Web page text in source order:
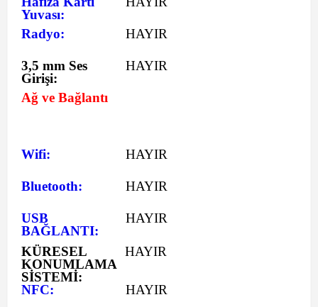
Yuvası:
Radyo: HAYIR
3,5 mm Ses
Girişi:
HAYIR
Ağ ve Bağlantı
Wifi: HAYIR
Bluetooth: HAYIR
USB
BAĞLANTI:
HAYIR
KÜRESEL
KONUMLAMA
SİSTEMİ:
HAYIR
NFC: HAYIR